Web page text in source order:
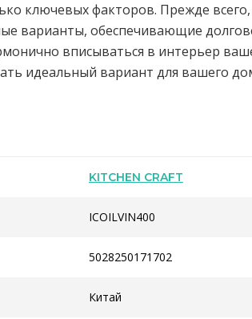
ключевых факторов. Прежде
варианты, обеспечивающие
вписываться в интерьер
идеальный вариант для вашего
KITCHEN CRAFT
ICOILVIN400
5028250171702
Китай